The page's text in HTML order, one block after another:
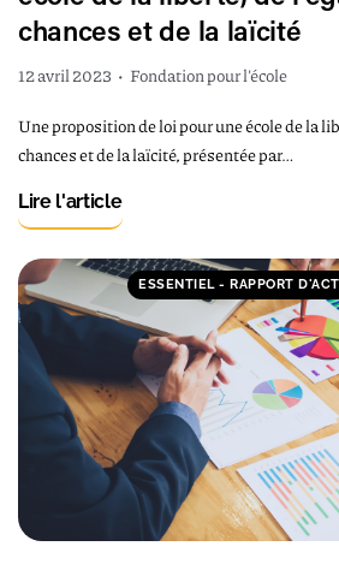
chances et de la laïcité
12 avril 2023 • Fondation pour l'école
Une proposition de loi pour une école de la
chances et de la laïcité, présentée par…
Lire l'article
ESSENTIEL - RAPPORT